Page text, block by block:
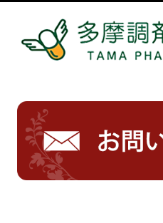
ホーム
多摩調剤薬局 稲城店（稲
多摩センター調剤薬局
【受付事務正社員募集】